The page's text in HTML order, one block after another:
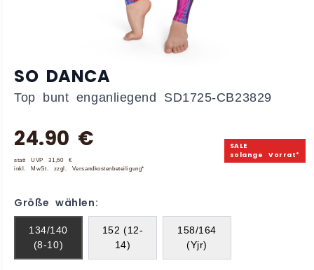
SALE
solange Vorrat*
SO DANCA
Top bunt enganliegend SD1725-CB23829
24.90 €
statt UVP 31,60 €
inkl. MwSt. zzgl. Versandkostenbeteiligung*
Größe wählen:
134/140
(8-10)
152 (12-
14)
158/164
(Yjr)